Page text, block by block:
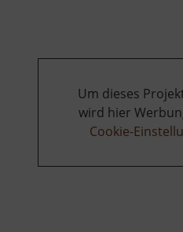
Um dieses
wird hier
Cookie-